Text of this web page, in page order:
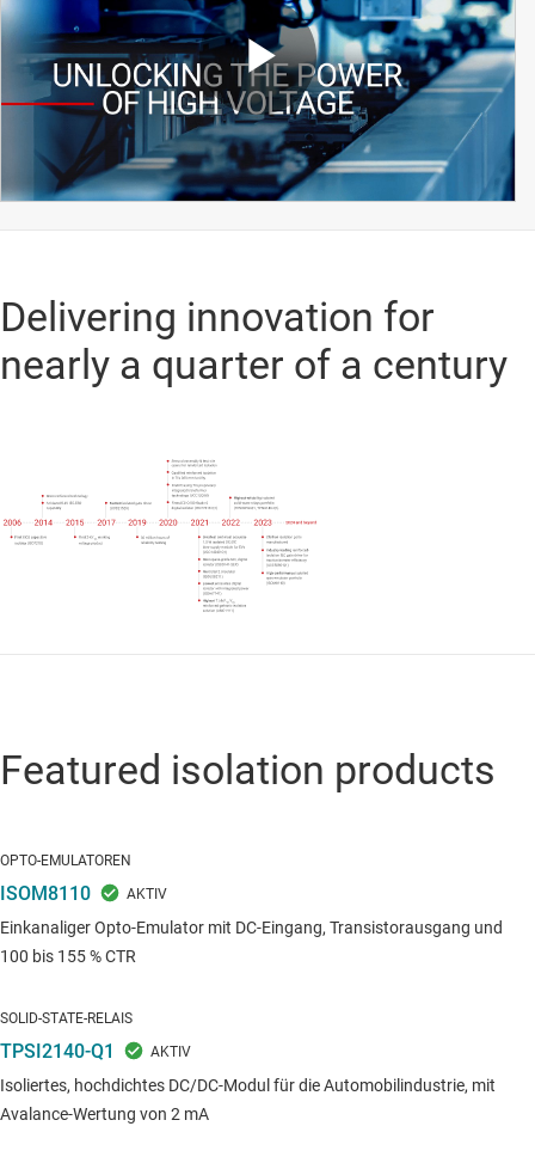
Play
Delivering innovation for
nearly a quarter of a century
Featured isolation products
OPTO-EMULATOREN
ISOM8110
Einkanaliger Opto-Emulator mit DC-Eingang, Transistorausgang und
100 bis 155 % CTR
SOLID-STATE-RELAIS
TPSI2140-Q1
Isoliertes, hochdichtes DC/DC-Modul für die Automobilindustrie, mit
Avalance-Wertung von 2 mA